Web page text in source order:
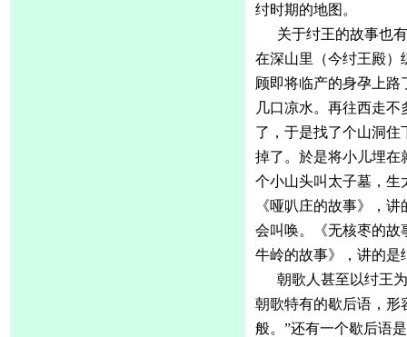
纣时期的地图。
关于纣王的故事也
在深山里（今纣王殿）
顾即将临产的身孕上
几口凉水。再往西走
了，于是找了个山洞
掉了。於是将小儿埋在
个小山头叫太子墓，生
《哑叭庄的故事》，
会叫唤。《无核枣的故
牛岭的故事》，讲的是
朝歌人甚至以纣王
朝歌特有的歇后语，形
般。”还有一个歇后语